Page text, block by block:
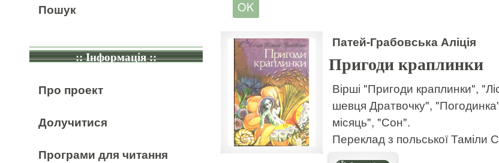
Пошук
:: Інформація ::
Про проект
Долучитися
Програми для читання
Патей-Грабовська Аліція
Пригоди краплинки
Вірші "Пригоди краплинки",
шевця Дратвочку",
місяць", "Сон".
Переклад з польської Таміли